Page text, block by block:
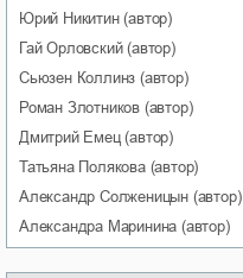
Юрий Никитин(автор)
Гай Орловский(автор)
Сьюзен Коллинз (автор)
Роман Злотников (автор)
Дмитрий Емец(автор)
Татьяна Полякова(автор)
Александр Солженицын (автор)
Александра Маринина (автор)